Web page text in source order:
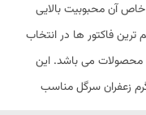
خاص آن محبوبیت بالایی
فاکتور ها در انتخاب
می باشد. این
دوطرفه بوده و برای بسته بندی 2گرم و 5گرم زعفران سرگل مناسب